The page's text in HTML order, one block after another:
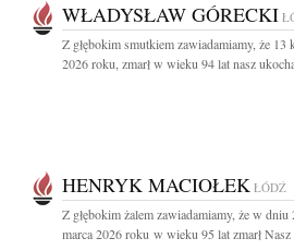
WŁADYSŁAW GÓRECKI
Z głębokim smutkiem zawiadamiamy, że 13
2026 roku, zmarł w wieku 94 lat nasz
HENRYK MACIOŁEK ŁÓDŹ
Z głębokim żalem zawiadamiamy, że w dniu
marca 2026 roku w wieku 95 lat zmarł Nasz